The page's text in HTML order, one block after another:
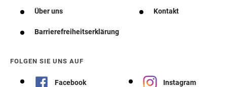
Über uns Kontakt
Barrierefreiheitserklärung
FOLGEN SIE UNS AUF
Facebook Instagram